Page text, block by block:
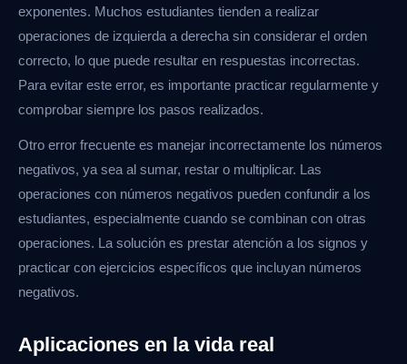
exponentes. Muchos estudiantes tienden a realizar
operaciones de izquierda a derecha sin considerar el orden
correcto, lo que puede resultar en respuestas incorrectas.
Para evitar este error, es importante practicar regularmente y
comprobar siempre los pasos realizados.
Otro error frecuente es manejar incorrectamente los números
negativos, ya sea al sumar, restar o multiplicar. Las
operaciones con números negativos pueden confundir a los
estudiantes, especialmente cuando se combinan con otras
operaciones. La solución es prestar atención a los signos y
practicar con ejercicios específicos que incluyan números
negativos.
Aplicaciones en la vida real